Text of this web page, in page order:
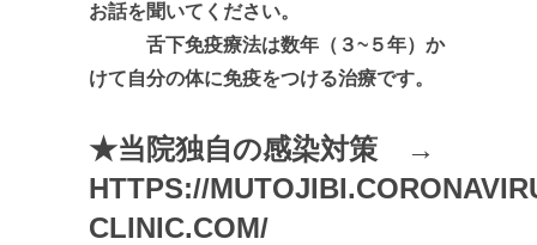
お話を聞いてください。
舌下免疫療法は数年（３~５年）か
けて自分の体に免疫をつける治療です。
★当院独自の感染対策 →
HTTPS://
CLINIC.COM/